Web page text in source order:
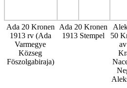
Ada 20 Kronen
1913 rv (Ada
Varmegye
Közseg
Föszolgabiraja)
Ada 20 Kronen
1913 Stempel
50